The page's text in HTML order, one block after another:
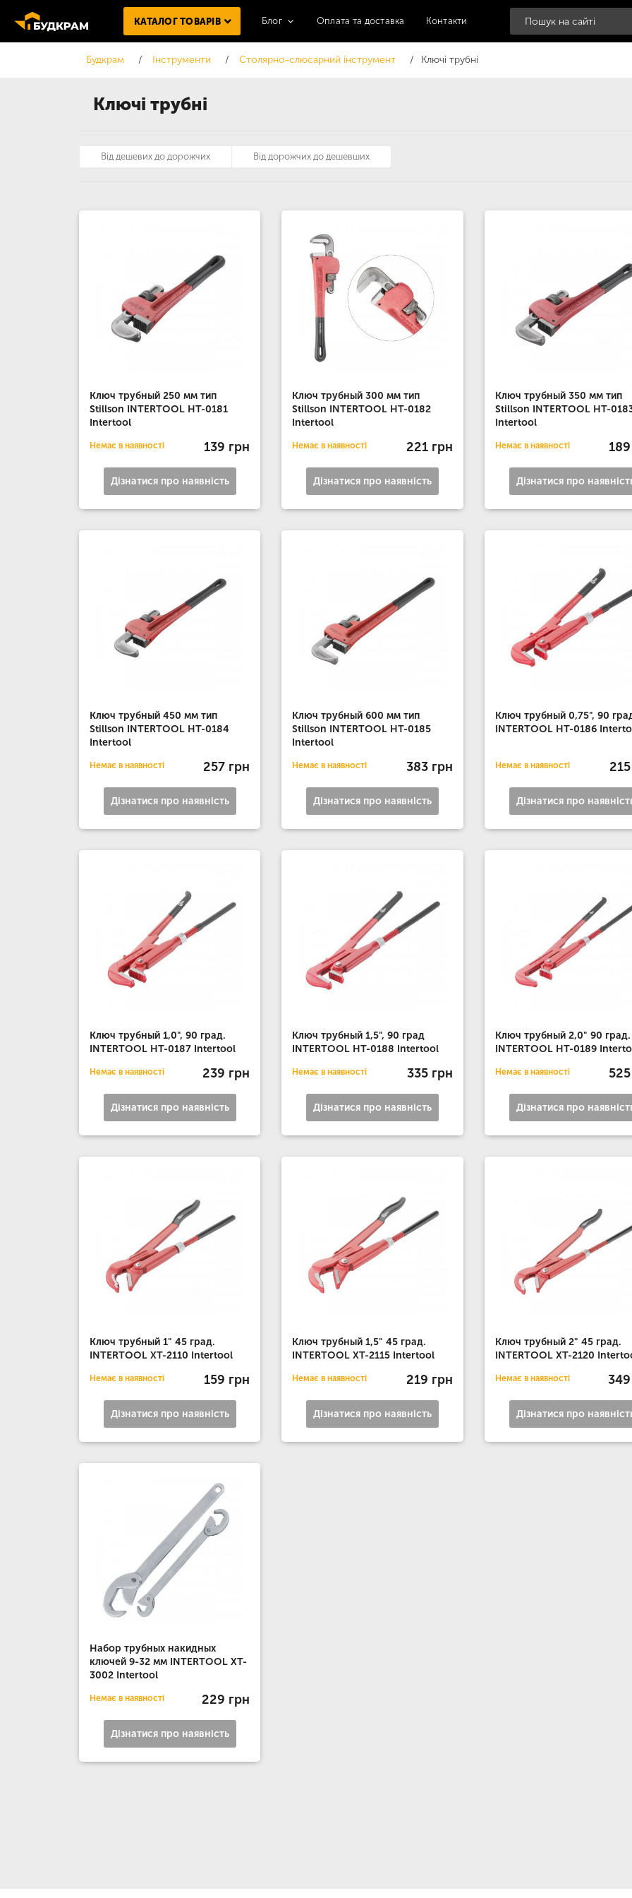
Ключі трубні
КАТАЛОГ ТОВАРІВ Блог Оплата та доставка Контакти
Будкрам Інструменти Столярно-слюсарний інструмент Ключі трубні
Ключ трубный 250 мм тип
Stillson INTERTOOL HT-0181
Intertool
Немає в наявності 139 грн
Дізнатися про наявність
Ключ трубный 300 мм тип
Stillson INTERTOOL HT-0182
Intertool
Немає в наявності 221 грн
Дізнатися про наявність
Ключ трубный 350 мм тип
Stillson INTERTOOL HT-
Intertool
Немає в наявності
Дізнатися про
Ключ трубный 450 мм тип
Stillson INTERTOOL HT-0184
Intertool
Немає в наявності 257 грн
Дізнатися про наявність
Ключ трубный 600 мм тип
Stillson INTERTOOL HT-0185
Intertool
Немає в наявності 383 грн
Дізнатися про наявність
Ключ трубный 0,75", 90
INTERTOOL HT-0186
Немає в наявності
Дізнатися про
Ключ трубный 1,0", 90 град.
INTERTOOL HT-0187 Intertool
Немає в наявності 239 грн
Дізнатися про наявність
Ключ трубный 1,5", 90 град
INTERTOOL HT-0188 Intertool
Немає в наявності 335 грн
Дізнатися про наявність
Ключ трубный 2,0" 90 град.
INTERTOOL HT-0189
Немає в наявності
Дізнатися про
Ключ трубный 1" 45 град.
INTERTOOL XT-2110 Intertool
Немає в наявності 159 грн
Дізнатися про наявність
Ключ трубный 1,5" 45 град.
INTERTOOL XT-2115 Intertool
Немає в наявності 219 грн
Дізнатися про наявність
Ключ трубный 2" 45 град.
INTERTOOL XT-2120
Немає в наявності
Дізнатися про
Набор трубных накидных
ключей 9-32 мм INTERTOOL XT-
3002 Intertool
Немає в наявності 229 грн
Дізнатися про наявність
Від дешевих до дорожчих Від дорожчих до дешевших